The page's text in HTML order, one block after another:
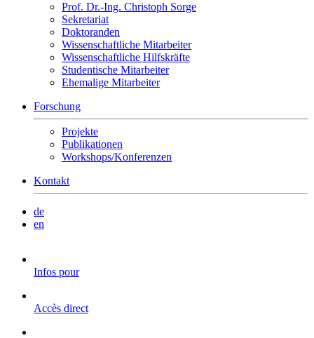
Prof. Dr.-Ing. Christoph Sorge
Sekretariat
Doktoranden
Wissenschaftliche Mitarbeiter
Wissenschaftliche Hilfskräfte
Studentische Mitarbeiter
Ehemalige Mitarbeiter
Forschung
Projekte
Publikationen
Workshops/Konferenzen
Kontakt
de
en
Infos pour
Accès direct